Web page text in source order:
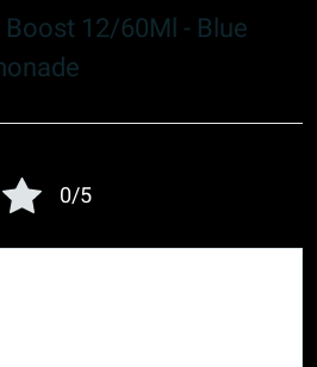
Boost 12/60Ml - Blue
0/5